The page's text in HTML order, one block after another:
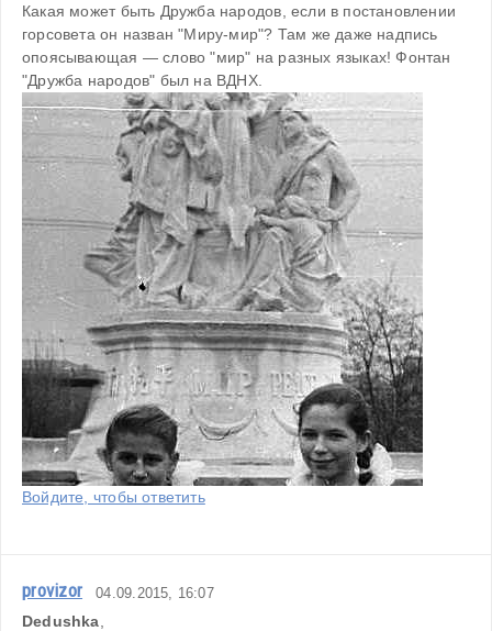
Какая может быть Дружба народов, если в постановлении
горсовета он назван "Миру-мир"? Там же даже надпись
опоясывающая — слово "мир" на разных языках! Фонтан
"Дружба народов" был на ВДНХ.
Войдите, чтобы ответить
provizor 04.09.2015, 16:07
Dedushka